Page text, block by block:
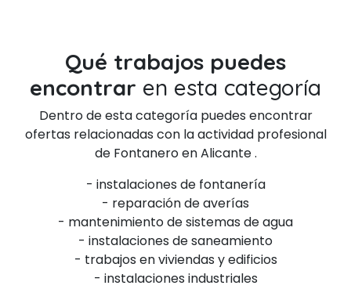
Qué trabajos puedes
encontrar en esta categoría
Dentro de esta categoría puedes encontrar
ofertas relacionadas con la actividad profesional
de Fontanero en Alicante .
- instalaciones de fontanería
- reparación de averías
- mantenimiento de sistemas de agua
- instalaciones de saneamiento
- trabajos en viviendas y edificios
- instalaciones industriales